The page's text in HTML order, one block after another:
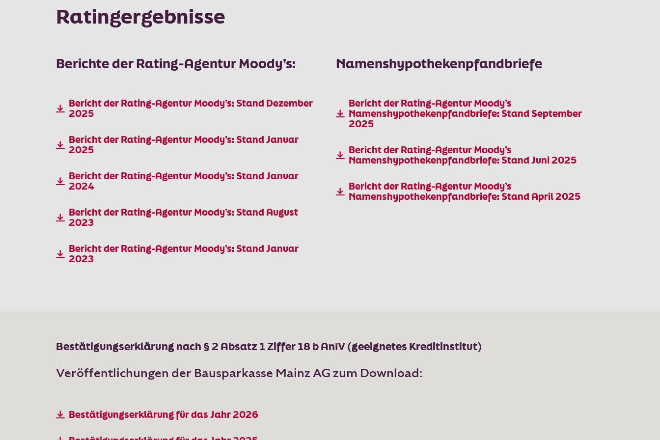
Ratingergebnisse
Berichte der Rating-Agentur Moody’s:
Bericht der Rating-Agentur Moody’s: Stand Dezember
2025
Bericht der Rating-Agentur Moody’s: Stand Januar
2025
Bericht der Rating-Agentur Moody’s: Stand Januar
2024
Bericht der Rating-Agentur Moody’s: Stand August
2023
Bericht der Rating-Agentur Moody’s: Stand Januar
2023
Namenshypothekenpfandbriefe
Bericht der Rating-Agentur Moody’s
Namenshypothekenpfandbriefe: Stand September
2025
Bericht der Rating-Agentur Moody’s
Namenshypothekenpfandbriefe: Stand Juni 2025
Bericht der Rating-Agentur Moody’s
Namenshypothekenpfandbriefe: Stand April 2025
Bestätigungserklärung nach § 2 Absatz 1 Ziffer 18 b AnIV (geeignetes Kreditinstitut)
Veröffentlichungen der Bausparkasse Mainz AG zum Download:
Bestätigungserklärung für das Jahr 2026